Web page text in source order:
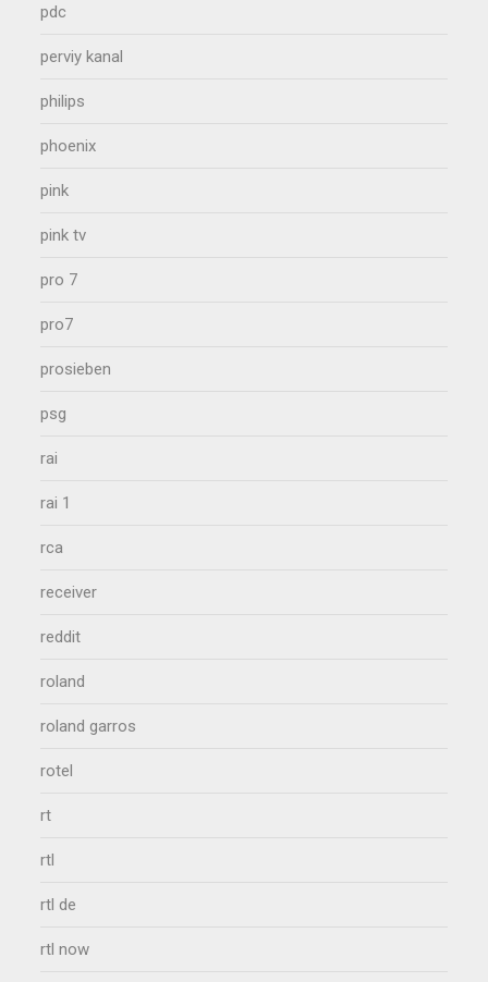
pdc
perviy kanal
philips
phoenix
pink
pink tv
pro 7
pro7
prosieben
psg
rai
rai 1
rca
receiver
reddit
roland
roland garros
rotel
rt
rtl
rtl de
rtl now